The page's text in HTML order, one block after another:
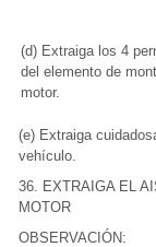
(d) Extraiga los 4
del elemento de
motor.
(e) Extraiga
vehículo.
36. EXTRAIGA EL
MOTOR
OBSERVACIÓN: